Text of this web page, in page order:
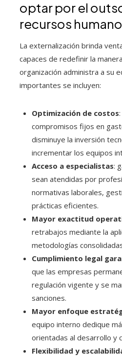
optar por el
recursos
La externalización brinda
capaces de redefinir la
organización administra a su
importantes se incluyen:
Optimización de costos
compromisos fijos en
disminuye la inversión
incrementar los equipos
Acceso a especialistas:
sean atendidas por
normativas laborales,
prácticas eficientes.
Mayor exactitud
retrabajos mediante la
metodologías
Cumplimiento legal
que las empresas
regulación vigente y se
sanciones.
Mayor enfoque
equipo interno dedique
orientadas al desarrollo y
Flexibilidad y